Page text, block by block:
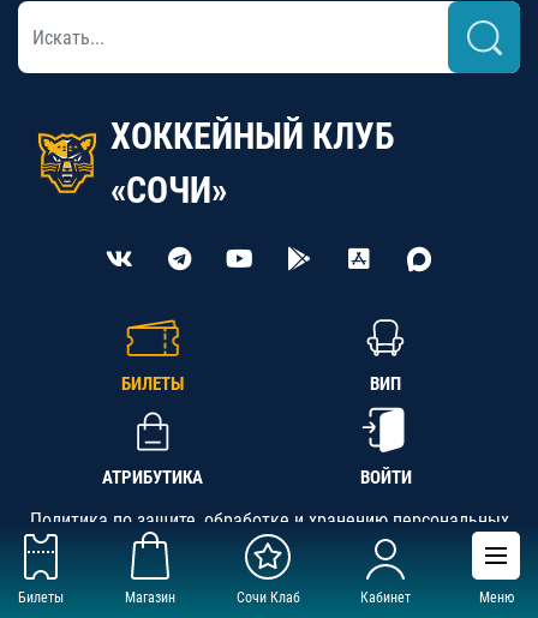
Билеты Магазин Сочи Клаб Кабинет Меню
ХОККЕЙНЫЙ КЛУБ
«СОЧИ»
БИЛЕТЫ ВИП
АТРИБУТИКА ВОЙТИ
Политика по защите, обработке и хранению персональных
данных
АНО «СК «Кубань-Регион», ОГРН 1142300002349,